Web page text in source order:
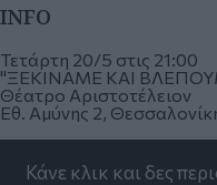
INFO
Τετάρτη 20/5 στις 21:00
"ΞΕΚΙΝΑΜΕ ΚΑΙ
Θέατρο Αριστοτέλειον
Εθ. Αμύνης 2,
Κάνε κλικ και δες